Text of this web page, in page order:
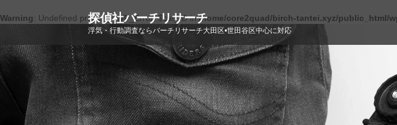
探偵社バーチリサーチ
浮気・行動調査ならバーチリサーチ大田区•世田谷区中心に対応
Warning: Undefined property: WP_Error::$cat_ID in/home/core2quad/birch-tantei.xyz/public_html/